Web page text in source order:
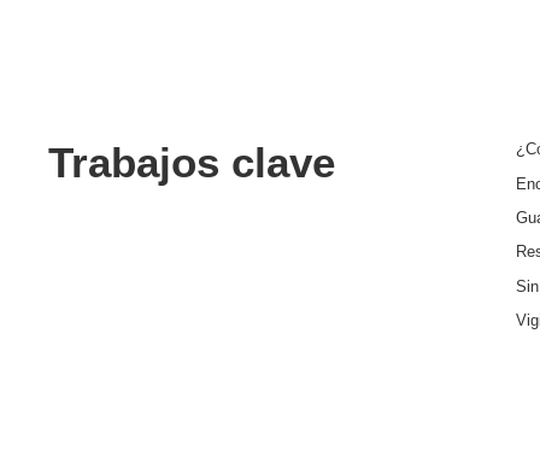
Trabajos clave